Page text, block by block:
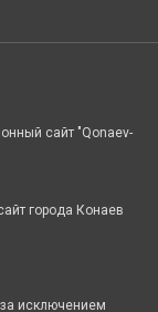
сайт "Qonaev-
города Конаев
исключением